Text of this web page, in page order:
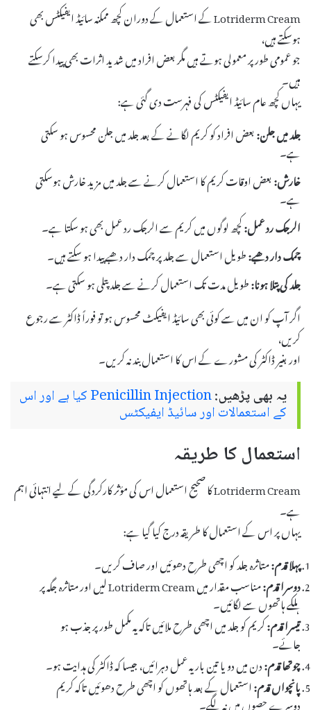
Lotriderm Cream کے استعمال کے دوران کچھ ممکنہ سائیڈ ایفیکٹس بھی
ہوسکتے ہیں،
جو عمومی طور پر معمولی ہوتے ہیں مگر بعض افراد میں شدید اثرات بھی پیدا کرسکتے
ہیں۔
یہاں کچھ عام سائیڈ ایفیکٹس کی فہرست دی گئی ہے:
جلد میں جلن:بعض افراد کو کریم لگانے کے بعد جلد میں جلن محسوس ہو سکتی
ہے۔
خارش:بعض اوقات کریم کا استعمال کرنے سے جلد میں مزید خارش ہوسکتی
ہے۔
الرجک رد عمل:کچھ لوگوں میں کریم سے الرجک رد عمل بھی ہو سکتا ہے۔
چمک دار دھبے:طویل استعمال سے جلد پر چمک دار دھبے پیدا ہو سکتے ہیں۔
جلد کی پتلا ہونا:طویل مدت تک استعمال کرنے سے جلد پتلی ہو سکتی ہے۔
اگر آپ کو ان میں سے کوئی بھی سائیڈ ایفیکٹ محسوس ہو تو فوراً ڈاکٹر سے رجوع
کریں،
اور بغیر ڈاکٹر کی مشورے کے اس کا استعمال بند نہ کریں۔
یہ بھی پڑھیں: Penicillin Injection کیا ہے اور اس
کے استعمالات اور سائیڈ ایفیکٹس
استعمال کا طریقہ
Lotriderm Cream کا صحیح استعمال اس کی مؤثر کارکردگی کے لیے انتہائی اہم
ہے۔
یہاں پر اس کے استعمال کا طریقہ درج کیا گیا ہے:
پہلا قدم:متاثرہ جلد کو اچھی طرح دھوئیں اور صاف کریں۔
دوسرا قدم:
مناسب مقدار میں Lotriderm Cream لیں اور متاثرہ جگہ پر
ہلکے ہاتھوں سے لگائیں۔
تیسرا قدم:کریم کو جلد میں اچھی طرح ملائیں تاکہ یہ مکمل طور پر جذب ہو
جائے۔
چوتھا قدم:دن میں دو یا تین بار یہ عمل دہرائیں، جیسا کہ ڈاکٹر کی ہدایت ہو۔
پانچواں قدم:استعمال کے بعد ہاتھوں کو اچھی طرح دھوئیں تاکہ کریم
دوسرے حصوں میں نہ لگے۔